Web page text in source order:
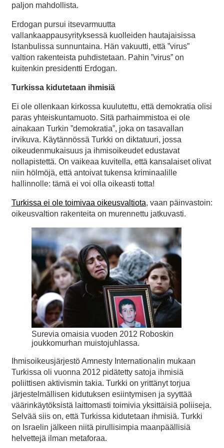
paljon mahdollista.
Erdogan pursui itsevarmuutta
vallankaappausyrityksessä kuolleiden hautajaisissa
Istanbulissa sunnuntaina. Hän vakuutti, että ”virus”
valtion rakenteista puhdistetaan. Pahin ”virus” on
kuitenkin presidentti Erdogan.
Turkissa kidutetaan ihmisiä
Ei ole ollenkaan kirkossa kuulutettu, että demokratia olisi
paras yhteiskuntamuoto. Sitä parhaimmistoa ei ole
ainakaan Turkin ”demokratia”, joka on tasavallan
irvikuva. Käytännössä Turkki on diktatuuri, jossa
oikeudenmukaisuus ja ihmisoikeudet edustavat
nollapistettä. On vaikeaa kuvitella, että kansalaiset olivat
niin hölmöjä, että antoivat tukensa kriminaalille
hallinnolle: tämä ei voi olla oikeasti totta!
Turkissa ei ole toimivaa oikeusvaltiota, vaan päinvastoin:
oikeusvaltion rakenteita on murennettu jatkuvasti.
Surevia omaisia vuoden 2012 Roboskin
joukkomurhan muistojuhlassa.
Ihmisoikeusjärjestö Amnesty Internationalin mukaan
Turkissa oli vuonna 2012 pidätetty satoja ihmisiä
poliittisen aktivismin takia. Turkki on yrittänyt torjua
järjestelmällisen kidutuksen esiintymisen ja syyttää
väärinkäytöksistä laittomasti toimivia yksittäisiä poliiseja.
Selvää siis on, että Turkissa kidutetaan ihmisiä. Turkki
on Israelin jälkeen niitä pirullisimpia maanpäällisiä
helvettejä ilman metaforaa.